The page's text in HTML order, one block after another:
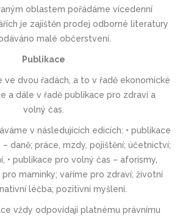
oblastem pořádáme vícedenní
je zajištěn prodej odborné literatury
malé občerstvení.
Publikace
ve dvou řadách, a to v řadě ekonomické
a dále v řadě publikace pro zdraví a
volný čas.
v následujících edicích: • publikace
daně; práce, mzdy, pojištění; účetnictví;
• publikace pro volný čas – aforismy,
maminky; vaříme pro zdraví; životní
léčba; pozitivní myšlení.
vždy odpovídají platnému právnímu